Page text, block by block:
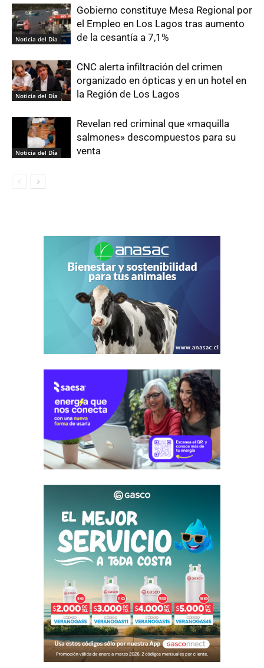
Noticia del Día
Gobierno constituye Mesa Regional por
el Empleo en Los Lagos tras aumento
de la cesantía a 7,1%
Noticia del Día
CNC alerta infiltración del crimen
organizado en ópticas y en un hotel en
la Región de Los Lagos
Noticia del Día
Revelan red criminal que «maquilla
salmones» descompuestos para su
venta